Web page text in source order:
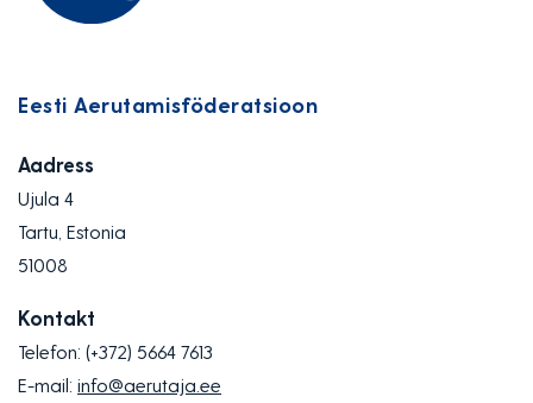
Eesti Aerutamisföderatsioon
Aadress
Ujula 4
Tartu, Estonia
51008
Kontakt
Telefon: (+372) 5664 7613
E-mail: info@aerutaja.ee